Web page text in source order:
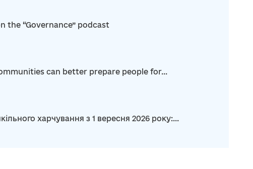
the “Governance” podcast
can better prepare people for...
харчування з 1 вересня 2026 року:...